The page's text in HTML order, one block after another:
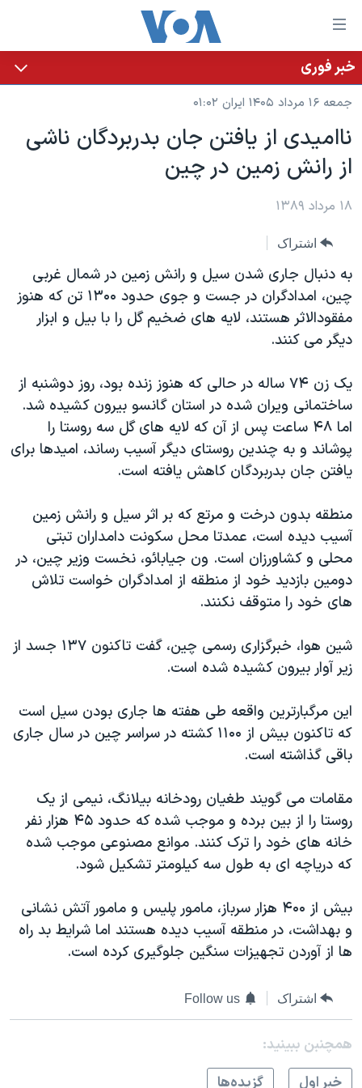
لینکهای
قابل
دسترسی
جهش
محتوای
اصلی
جهش
به
اصلی
جهش
به
جستجو
خانه
نسخه سبک وب‌سایت
موضوع ها
ایران
آمریکا
گزیده‌ها
ویژه برنامه‌ها
ویدیوها
فرهنگ و زندگی
حقوق شهروندی
علم و فناوری
گالری عکس
آرشیو پخش زنده
برنامه های تلویزیونی
جدول برنامه ها
صفحه‌های ویژه
عملیات خشم حماسی
۲۵۰سالگی آمریکا
بایگانی برنامه‌های تلویزیونی
مستندها
انتخابات ریاست جمهوری آمریکا ۲۰۲۴
حمله جمهوری اسلامی به اسرائیل
رمز مهسا
اعتراضات زن، زندگی، آزادی
مجموعه مستندهای دادخواهی
تریبونال مردمی آبان ۹۸
دادگاه حمید نوری
چهل سال گروگان‌گیری
قانون شفافیت دارائی کادر رهبری ایران
اسرائیل در جنگ
نرگس محمدی برنده جایزه نوبل صلح
صفحه‌های ویژه
سفر پرزیدنت ترامپ به چین
پخش رادیویی
یادگیری زبان انگلیسی
دنبال کنید
خبر فوری
جمعه ۱۶ مرداد ۱۴۰۵ ایران ۰۱:۰۲
ناامیدی از یافتن جان بدربردگان ناشی
از رانش زمین در چین
۱۸ مرداد ۱۳۸۹
اشتراک
به دنبال جاری شدن سیل و رانش زمین در شمال غربی
چین، امدادگران در جست و جوی حدود ۱۳۰۰ تن که هنوز
مفقودالاثر هستند، لایه های ضخیم گل را با بیل و ابزار
دیگر می کنند.
یک زن ۷۴ ساله در حالی که هنوز زنده بود، روز دوشنبه از
ساختمانی ویران شده در استان گانسو بیرون کشیده شد.
اما ۴۸ ساعت پس از آن که لایه های گل سه روستا را
پوشاند و به چندین روستای دیگر آسیب رساند، امیدها برای
یافتن جان بدربردگان کاهش یافته است.
منطقه بدون درخت و مرتع که بر اثر سیل و رانش زمین
آسیب دیده است، عمدتا محل سکونت دامداران تبتی
محلی و کشاورزان است. ون جیابائو، نخست وزیر چین، در
دومین بازدید خود از منطقه از امدادگران خواست تلاش
های خود را متوقف نکنند.
شین هوا، خبرگزاری رسمی چین، گفت تاکنون ۱۳۷ جسد از
زیر آوار بیرون کشیده شده است.
این مرگبارترین واقعه طی هفته ها جاری بودن سیل است
که تاکنون بیش از ۱۱۰۰ کشته در سراسر چین در سال جاری
باقی گذاشته است.
مقامات می گویند طغیان رودخانه بیلانگ، نیمی از یک
روستا را از بین برده و موجب شده که حدود ۴۵ هزار نفر
خانه های خود را ترک کنند. موانع مصنوعی موجب شده
که دریاچه ای به طول سه کیلومتر تشکیل شود.
بیش از ۴۰۰ هزار سرباز، مامور پلیس و مامور آتش نشانی
و بهداشت، در منطقه آسیب دیده هستند اما شرایط بد راه
ها از آوردن تجهیزات سنگین جلوگیری کرده است.
اشتراک Follow us
همچنبن ببینید:
خبر اول
گزيده‌ها